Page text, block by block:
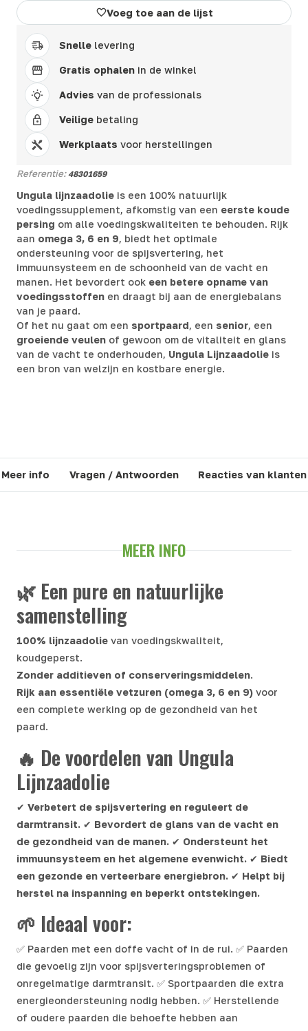
Voeg toe aan de lijst
Snelle levering
Gratis ophalen in de winkel
Advies van de professionals
Veilige betaling
Werkplaats voor herstellingen
Referentie: 48301659
Ungula lijnzaadolie is een 100% natuurlijk
voedingssupplement, afkomstig van een eerste koude
persing om alle voedingskwaliteiten te behouden. Rijk
aan omega 3, 6 en 9, biedt het optimale
ondersteuning voor de spijsvertering, het
immuunsysteem en de schoonheid van de vacht en
manen. Het bevordert ook een betere opname van
voedingsstoffen en draagt bij aan de energiebalans
van je paard.
Of het nu gaat om een sportpaard, een senior, een
groeiende veulen of gewoon om de vitaliteit en glans
van de vacht te onderhouden, Ungula Lijnzaadolie is
een bron van welzijn en kostbare energie.
Meer info Vragen / Antwoorden Reacties van klanten
MEER INFO
🌿 Een pure en natuurlijke
samenstelling
100% lijnzaadolie van voedingskwaliteit,
koudgeperst.
Zonder additieven of conserveringsmiddelen.
Rijk aan essentiële vetzuren (omega 3, 6 en 9) voor
een complete werking op de gezondheid van het
paard.
🔥 De voordelen van Ungula
Lijnzaadolie
✔ Verbetert de spijsvertering en reguleert de
darmtransit. ✔ Bevordert de glans van de vacht en
de gezondheid van de manen. ✔ Ondersteunt het
immuunsysteem en het algemene evenwicht. ✔ Biedt
een gezonde en verteerbare energiebron. ✔ Helpt bij
herstel na inspanning en beperkt ontstekingen.
🌱 Ideaal voor:
✅ Paarden met een doffe vacht of in de rui. ✅ Paarden
die gevoelig zijn voor spijsverteringsproblemen of
onregelmatige darmtransit. ✅ Sportpaarden die extra
energieondersteuning nodig hebben. ✅ Herstellende
of oudere paarden die behoefte hebben aan